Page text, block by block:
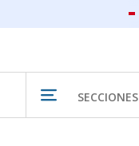
SECCIONES